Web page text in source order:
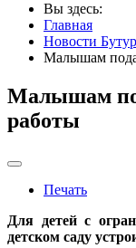
Вы здесь:
Главная
Новости
Малышам
Малышам
работы
Печать
Для детей с
детском саду